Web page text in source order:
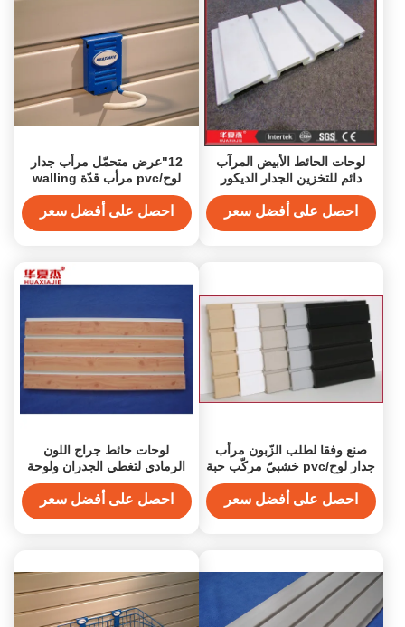
لوحات الحائط الأبيض المرآب
دائم للتخزين الجدار الديكور
احصل على أفضل سعر
12"عرض متحمّل مرأب جدار
لوح/pvc مرأب قدّة walling
لوح لمنزل
احصل على أفضل سعر
صنع وفقا لطلب الزّبون مرأب
جدار لوح/pvc خشبيّ مركّب حبة
جدار لوح
احصل على أفضل سعر
لوحات حائط جراج اللون
الرمادي لتغطي الجدران ولوحة
العرض
احصل على أفضل سعر